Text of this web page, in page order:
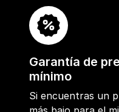
Garantía de
mínimo
Si encuentras un